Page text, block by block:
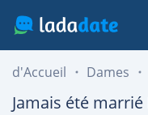
d'Accueil Dames
Jamais été marrié